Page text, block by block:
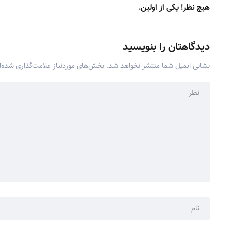
هیچ نظر! یکی از اولین.
دیدگاهتان را بنویسید
نشانی ایمیل شما منتشر نخواهد شد. بخش‌های موردنیاز علامت‌گذاری